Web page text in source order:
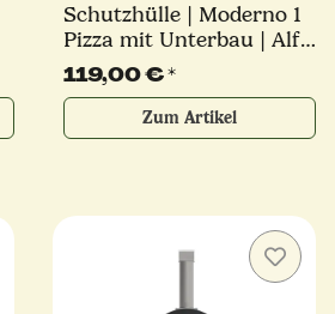
Schutzhülle | Moderno 1
Pizza mit Unterbau | Alfa
Forni
119,00 €*
Zum Artikel